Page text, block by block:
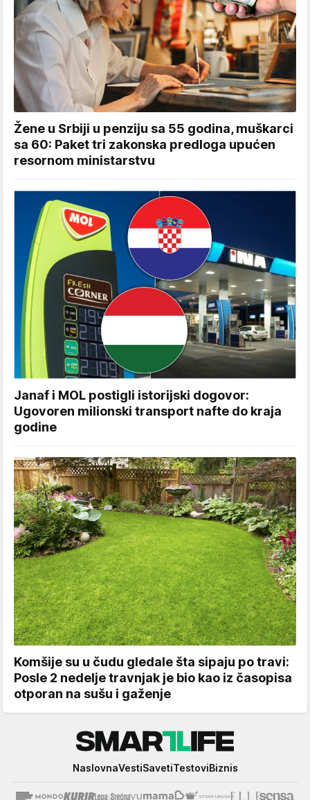
Žene u Srbiji u penziju sa 55 godina, muškarci
sa 60: Paket tri zakonska predloga upućen
resornom ministarstvu
Janaf i MOL postigli istorijski dogovor:
Ugovoren milionski transport nafte do kraja
godine
Komšije su u čudu gledale šta sipaju po travi:
Posle 2 nedelje travnjak je bio kao iz časopisa
otporan na sušu i gaženje
NaslovnaVestiSavetiTestoviBiznis